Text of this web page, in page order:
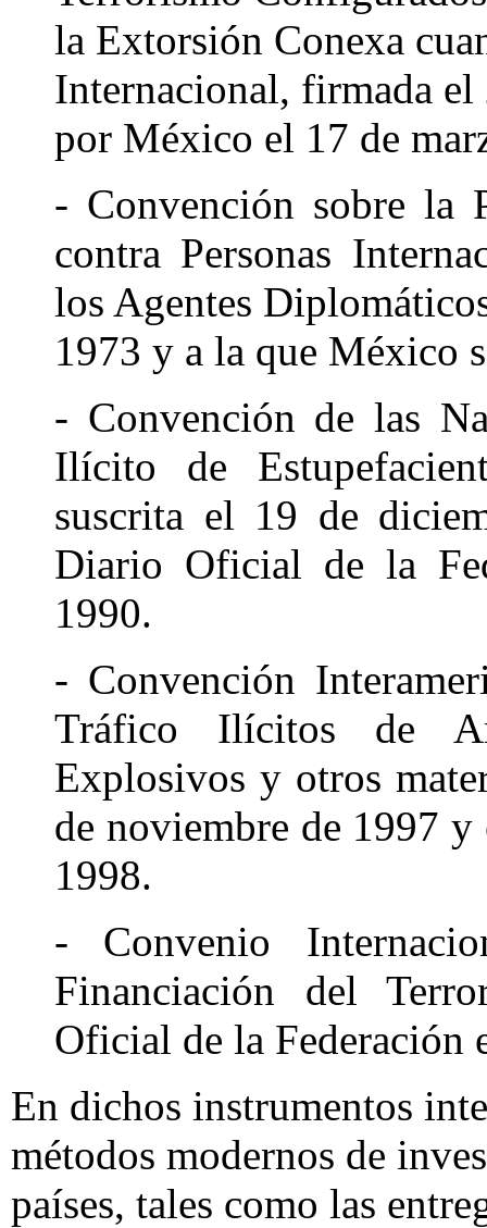
la Extorsión Conexa
Internacional, firmada
por México el 17 de
- Convención sobre la
contra Personas
los Agentes
1973 y a la que México
- Convención de las
Ilícito de
suscrita el 19 de
Diario Oficial de la
1990.
- Convención
Tráfico Ilícitos de
Explosivos y otros
de noviembre de 1997
1998.
- Convenio
Financiación del
Oficial de la Federación
En dichos instrumentos
métodos modernos de
países, tales como las